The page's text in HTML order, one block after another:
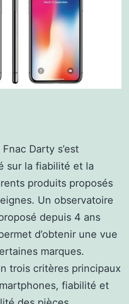
Darty s’est
sur la fiabilité et la
produits proposés
Un observatoire
depuis 4 ans
d’obtenir une vue
marques.
trois critères principaux
fiabilité et